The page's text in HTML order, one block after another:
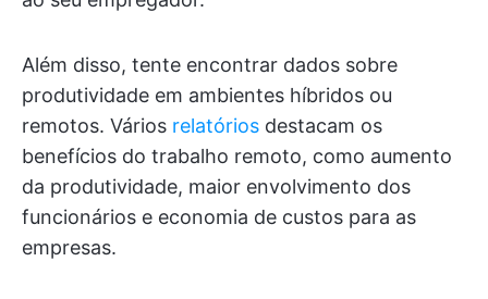
Além disso, tente encontrar dados sobre
produtividade em ambientes híbridos ou
remotos. Vários relatórios destacam os
benefícios do trabalho remoto, como aumento
da produtividade, maior envolvimento dos
funcionários e economia de custos para as
empresas.